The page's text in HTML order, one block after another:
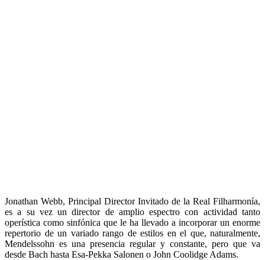
Jonathan Webb, Principal Director Invitado de la Real Filharmonía,
es a su vez un director de amplio espectro con actividad tanto
operística como sinfónica que le ha llevado a incorporar un enorme
repertorio de un variado rango de estilos en el que, naturalmente,
Mendelssohn es una presencia regular y constante, pero que va
desde Bach hasta Esa-Pekka Salonen o John Coolidge Adams.